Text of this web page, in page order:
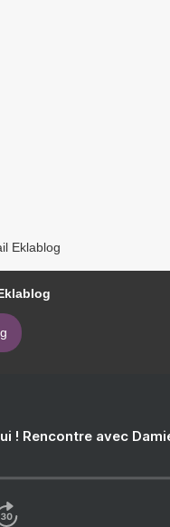
Eklablog
! Rencontre avec